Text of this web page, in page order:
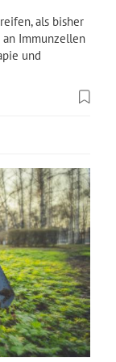
als bisher
Immunzellen
und